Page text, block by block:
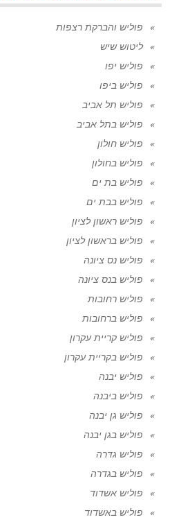
פוליש והברקת רצפות
ליטוש שיש
פוליש יפו
פוליש ביפו
פוליש תל אביב
פוליש בתל אביב
פוליש חולון
פוליש בחולון
פוליש בת ים
פוליש בבת ים
פוליש ראשון לציון
פוליש בראשון לציון
פוליש נס ציונה
פוליש בנס ציונה
פוליש רחובות
פוליש ברחובות
פוליש קריית עקרון
פוליש בקריית עקרון
פוליש יבנה
פוליש ביבנה
פוליש גן יבנה
פוליש בגן יבנה
פוליש גדרה
פוליש בגדרה
פוליש אשדוד
פוליש באשדוד